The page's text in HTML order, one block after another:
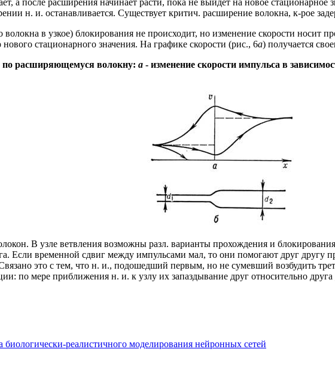
а после расширения начинает расти, пока не выйдет на новое стационарное
н. и. останавливается. Существует критич. расширение волокна, к-рое
в узкое) блокирования не происходит, но изменение скорости носит
нового стационарного значения. На графике скорости (рис., 6а) получается
по расширяющемуся волокну: а - изменение скорости импульса в
В узле ветвления возможны разл. варианты прохождения и
Если временной сдвиг между импульсами мал, то они помогают друг другу
это с тем, что н. и., подошедший первым, но не сумевший возбудить
по мере приближения н. и. к узлу их запаздывание друг относительно друга
реалистичного моделирования нейронных сетей